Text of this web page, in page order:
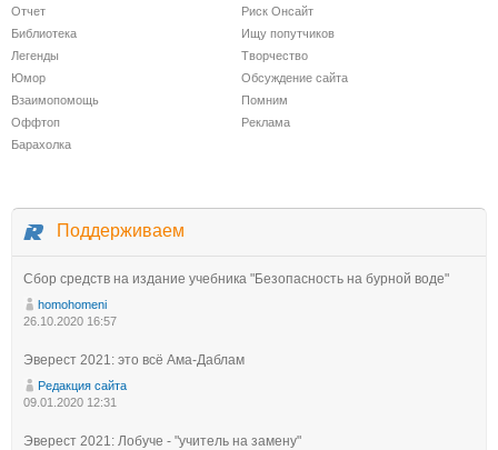
Отчет
Риск Онсайт
Библиотека
Ищу попутчиков
Легенды
Творчество
Юмор
Обсуждение сайта
Взаимопомощь
Помним
Оффтоп
Реклама
Барахолка
Поддерживаем
Сбор средств на издание учебника "Безопасность на бурной воде"
homohomeni
26.10.2020 16:57
Эверест 2021: это всё Ама-Даблам
Редакция сайта
09.01.2020 12:31
Эверест 2021: Лобуче - "учитель на замену"